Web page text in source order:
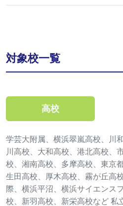
対象校一覧
高校
学芸大附属、横浜翠嵐高校、川
川高校、大和高校、港北高校、
校、湘南高校、多摩高校、東京
生田高校、厚木高校、霧が丘高
際、横浜平沼、横浜サイエンス
校、新羽高校、新栄高校など 私